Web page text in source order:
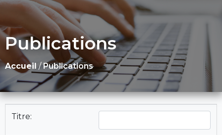
Publications
Accueil /Publications
Titre: